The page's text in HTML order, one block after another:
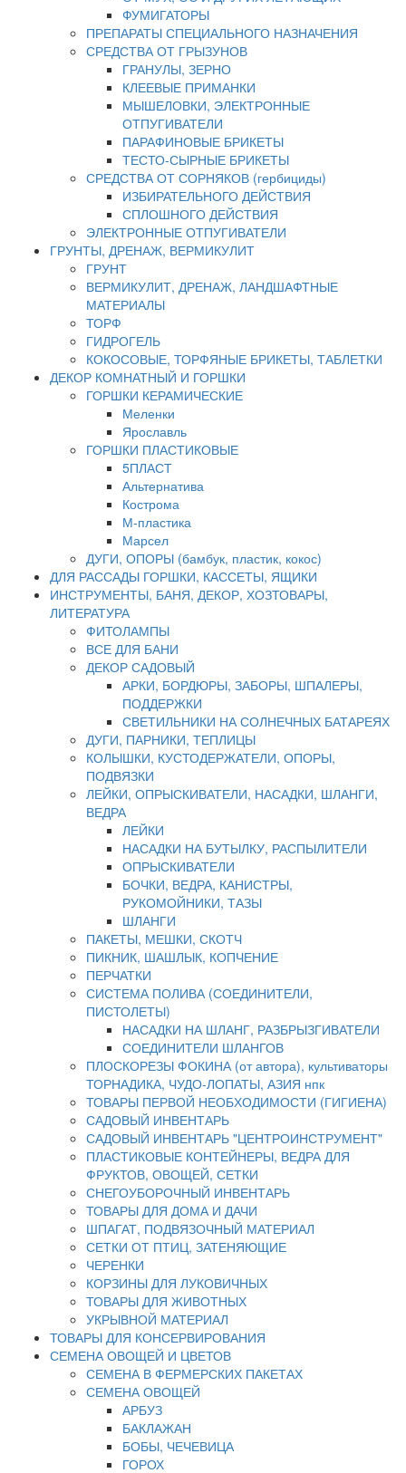
ФУМИГАТОРЫ
ПРЕПАРАТЫ СПЕЦИАЛЬНОГО НАЗНАЧЕНИЯ
СРЕДСТВА ОТ ГРЫЗУНОВ
ГРАНУЛЫ, ЗЕРНО
КЛЕЕВЫЕ ПРИМАНКИ
МЫШЕЛОВКИ, ЭЛЕКТРОННЫЕ
ОТПУГИВАТЕЛИ
ПАРАФИНОВЫЕ БРИКЕТЫ
ТЕСТО-СЫРНЫЕ БРИКЕТЫ
СРЕДСТВА ОТ СОРНЯКОВ (гербициды)
ИЗБИРАТЕЛЬНОГО ДЕЙСТВИЯ
СПЛОШНОГО ДЕЙСТВИЯ
ЭЛЕКТРОННЫЕ ОТПУГИВАТЕЛИ
ГРУНТЫ, ДРЕНАЖ, ВЕРМИКУЛИТ
ГРУНТ
ВЕРМИКУЛИТ, ДРЕНАЖ, ЛАНДШАФТНЫЕ
МАТЕРИАЛЫ
ТОРФ
ГИДРОГЕЛЬ
КОКОСОВЫЕ, ТОРФЯНЫЕ БРИКЕТЫ, ТАБЛЕТКИ
ДЕКОР КОМНАТНЫЙ И ГОРШКИ
ГОРШКИ КЕРАМИЧЕСКИЕ
Меленки
Ярославль
ГОРШКИ ПЛАСТИКОВЫЕ
5ПЛАСТ
Альтернатива
Кострома
М-пластика
Марсел
ДУГИ, ОПОРЫ (бамбук, пластик, кокос)
ДЛЯ РАССАДЫ ГОРШКИ, КАССЕТЫ, ЯЩИКИ
ИНСТРУМЕНТЫ, БАНЯ, ДЕКОР, ХОЗТОВАРЫ,
ЛИТЕРАТУРА
ФИТОЛАМПЫ
ВСЕ ДЛЯ БАНИ
ДЕКОР САДОВЫЙ
АРКИ, БОРДЮРЫ, ЗАБОРЫ, ШПАЛЕРЫ,
ПОДДЕРЖКИ
СВЕТИЛЬНИКИ НА СОЛНЕЧНЫХ БАТАРЕЯХ
ДУГИ, ПАРНИКИ, ТЕПЛИЦЫ
КОЛЫШКИ, КУСТОДЕРЖАТЕЛИ, ОПОРЫ,
ПОДВЯЗКИ
ЛЕЙКИ, ОПРЫСКИВАТЕЛИ, НАСАДКИ, ШЛАНГИ,
ВЕДРА
ЛЕЙКИ
НАСАДКИ НА БУТЫЛКУ, РАСПЫЛИТЕЛИ
ОПРЫСКИВАТЕЛИ
БОЧКИ, ВЕДРА, КАНИСТРЫ,
РУКОМОЙНИКИ, ТАЗЫ
ШЛАНГИ
ПАКЕТЫ, МЕШКИ, СКОТЧ
ПИКНИК, ШАШЛЫК, КОПЧЕНИЕ
ПЕРЧАТКИ
СИСТЕМА ПОЛИВА (СОЕДИНИТЕЛИ,
ПИСТОЛЕТЫ)
НАСАДКИ НА ШЛАНГ, РАЗБРЫЗГИВАТЕЛИ
СОЕДИНИТЕЛИ ШЛАНГОВ
ПЛОСКОРЕЗЫ ФОКИНА (от автора), культиваторы
ТОРНАДИКА, ЧУДО-ЛОПАТЫ, АЗИЯ нпк
ТОВАРЫ ПЕРВОЙ НЕОБХОДИМОСТИ (ГИГИЕНА)
САДОВЫЙ ИНВЕНТАРЬ
САДОВЫЙ ИНВЕНТАРЬ "ЦЕНТРОИНСТРУМЕНТ"
ПЛАСТИКОВЫЕ КОНТЕЙНЕРЫ, ВЕДРА ДЛЯ
ФРУКТОВ, ОВОЩЕЙ, СЕТКИ
СНЕГОУБОРОЧНЫЙ ИНВЕНТАРЬ
ТОВАРЫ ДЛЯ ДОМА И ДАЧИ
ШПАГАТ, ПОДВЯЗОЧНЫЙ МАТЕРИАЛ
СЕТКИ ОТ ПТИЦ, ЗАТЕНЯЮЩИЕ
ЧЕРЕНКИ
КОРЗИНЫ ДЛЯ ЛУКОВИЧНЫХ
ТОВАРЫ ДЛЯ ЖИВОТНЫХ
УКРЫВНОЙ МАТЕРИАЛ
ТОВАРЫ ДЛЯ КОНСЕРВИРОВАНИЯ
СЕМЕНА ОВОЩЕЙ И ЦВЕТОВ
СЕМЕНА В ФЕРМЕРСКИХ ПАКЕТАХ
СЕМЕНА ОВОЩЕЙ
АРБУЗ
БАКЛАЖАН
БОБЫ, ЧЕЧЕВИЦА
ГОРОХ